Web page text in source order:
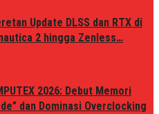
Update DLSS dan RTX di
2 hingga Zenless…
2026: Debut Memori
dan Dominasi Overclocking